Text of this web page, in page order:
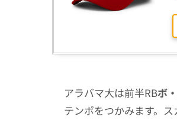
アラバマ大は前半RBボ
テンポをつかみます。